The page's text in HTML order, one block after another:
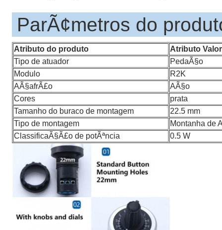
ParÃ¢metros do
Atributo do produto
Atributo Valor
Tipo de atuador
PedaÃ§o
Modulo
R2K
AÃ§afrÃ£o
AÃ§o
Cores
prata
Tamanho do buraco de montagem
22.5 mm
Tipo de montagem
Montanha de
ClassificaÃ§Ã£o de potÃªncia
0.5 W